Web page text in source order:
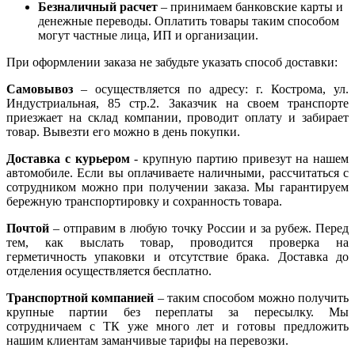
Безналичный расчет – принимаем банковские карты и
денежные переводы. Оплатить товары таким способом
могут частные лица, ИП и организации.
При оформлении заказа не забудьте указать способ доставки:
Самовывоз – осуществляется по адресу: г. Кострома, ул.
Индустриальная, 85 стр.2. Заказчик на своем транспорте
приезжает на склад компании, проводит оплату и забирает
товар. Вывезти его можно в день покупки.
Доставка с курьером- крупную партию привезут на нашем
автомобиле. Если вы оплачиваете наличными, рассчитаться с
сотрудником можно при получении заказа. Мы гарантируем
бережную транспортировку и сохранность товара.
Почтой – отправим в любую точку России и за рубеж. Перед
тем, как выслать товар, проводится проверка на
герметичность упаковки и отсутствие брака. Доставка до
отделения осуществляется бесплатно.
Транспортной компанией – таким способом можно получить
крупные партии без переплаты за пересылку. Мы
сотрудничаем с ТК уже много лет и готовы предложить
нашим клиентам заманчивые тарифы на перевозки.